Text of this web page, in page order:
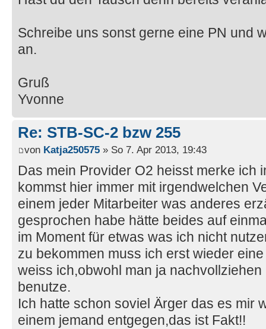
Schreibe uns sonst gerne eine PN und
an.
Gruß
Yvonne
Re: STB-SC-2 bzw 255
von Katja250575 » So 7. Apr 2013, 19:43
Das mein Provider O2 heisst merke ich
kommst hier immer mit irgendwelchen
einem jeder Mitarbeiter was anderes
gesprochen habe hätte beides auf
im Moment für etwas was ich nicht
zu bekommen muss ich erst wieder
weiss ich,obwohl man ja
benutze.
Ich hatte schon soviel Ärger das es mir
einem jemand entgegen,das ist Fakt!!